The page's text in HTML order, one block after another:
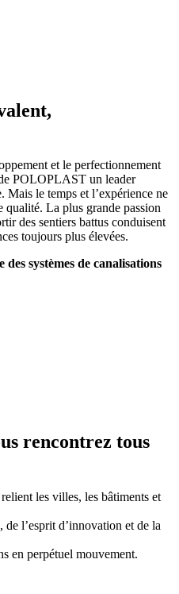
et le perfectionnement
POLOPLAST un leader
Mais le temps et l’expérience ne
qualité. La plus grande passion
des sentiers battus conduisent
toujours plus élevées.
systèmes de canalisations
rencontrez tous
les villes, les bâtiments et
l’esprit d’innovation et de la
en perpétuel mouvement.